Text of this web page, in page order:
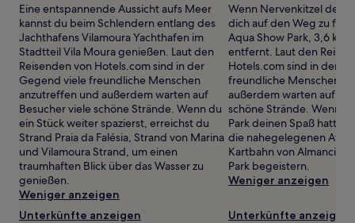
2 Erwachsenen
gefunden
wurde.
Preise
und
Verfügbarkeiten
können
sich
ändern.
Es
können
zusätzliche
Bedingungen
gelten.
Eine entspannende Aussicht aufs Meer
kannst du beim Schlendern entlang des
Jachthafens Vilamoura Yachthafen im
Stadtteil Vila Moura genießen. Laut den
Reisenden von Hotels.com sind in der
Gegend viele freundliche Menschen
anzutreffen und außerdem warten auf
Besucher viele schöne Strände. Wenn du
ein Stück weiter spazierst, erreichst du
Strand Praia da Falésia, Strand von Marina
und Vilamoura Strand, um einen
traumhaften Blick über das Wasser zu
genießen.
Weniger anzeigen
Unterkünfte anzeigen
Wenn Nervenkitzel dein
dich auf den Weg zu
Aqua Show Park, 3,6 km
entfernt. Laut den
Hotels.com sind in der
freundliche Menschen
außerdem warten auf
schöne Strände. Wenn
Park deinen Spaß
die nahegelegenen
Kartbahn von Almancil
Park begeistern.
Weniger anzeigen
Unterkünfte anzeigen